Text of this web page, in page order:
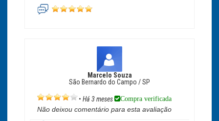
Marcelo Souza
São Bernardo do Campo / SP
• Há 3 meses Compra verificada
Não deixou comentário para esta avaliação